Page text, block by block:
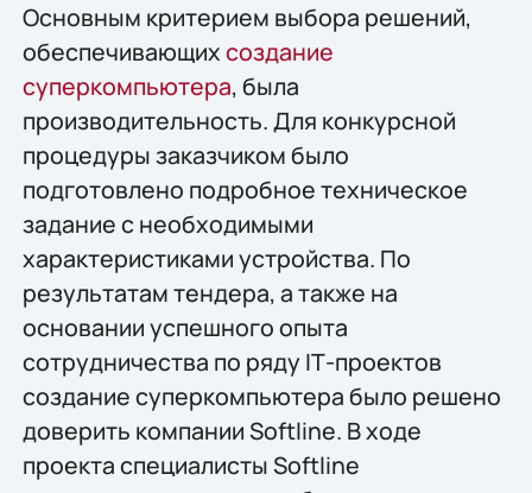
Основным критерием выбора решений,
обеспечивающихсоздание
суперкомпьютера, была
производительность. Для конкурсной
процедуры заказчиком было
подготовлено подробное техническое
задание с необходимыми
характеристиками устройства. По
результатам тендера, а также на
основании успешного опыта
сотрудничества по ряду IТ-проектов
создание суперкомпьютера было решено
доверить компании Softline. В ходе
проекта специалисты Softline